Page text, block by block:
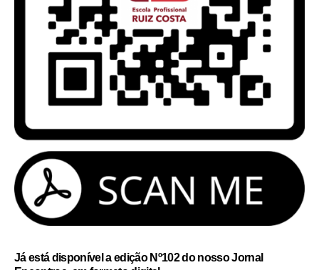
Já está disponível a edição Nº102 do nosso Jornal